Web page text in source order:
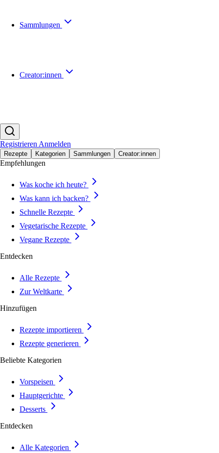
Sammlungen
Creator:innen
Registrieren Anmelden
Rezepte Kategorien Sammlungen Creator:innen
Empfehlungen
Was koche ich heute?
Was kann ich backen?
Schnelle Rezepte
Vegetarische Rezepte
Vegane Rezepte
Entdecken
Alle Rezepte
Zur Weltkarte
Hinzufügen
Rezepte importieren
Rezepte generieren
Beliebte Kategorien
Vorspeisen
Hauptgerichte
Desserts
Entdecken
Alle Kategorien